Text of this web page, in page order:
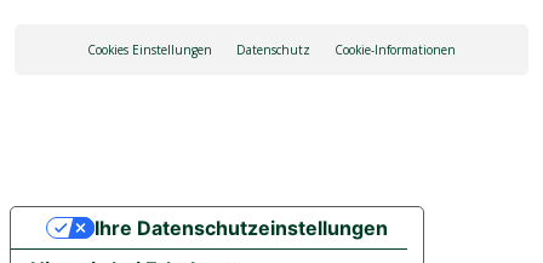
Cookies Einstellungen Datenschutz Cookie-Informationen
Ihre Datenschutzeinstellungen